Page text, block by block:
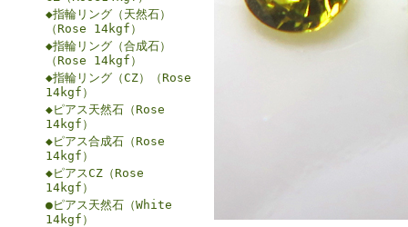
◆指輪リング（天然石）
（Rose 14kgf）
◆指輪リング（合成石）
（Rose 14kgf）
◆指輪リング（CZ）（Rose
14kgf）
◆ピアス天然石（Rose
14kgf）
◆ピアス合成石（Rose
14kgf）
◆ピアスCZ（Rose
14kgf）
●ピアス天然石（White
14kgf）